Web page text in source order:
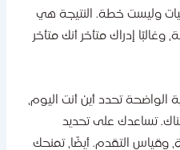
خطة. النتيجة هي
إدراك متأخر أنك متأخر
تحدد أين أنت اليوم،
على تحديد
التقدم. أيضًا، تمنحك